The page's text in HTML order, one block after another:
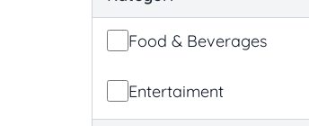
Food & Beverages
Entertaiment